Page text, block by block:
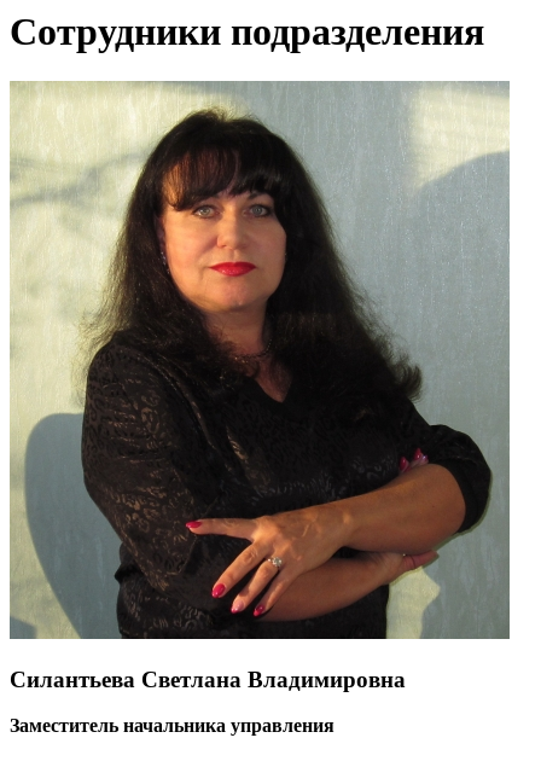
Сотрудники подразделения
Силантьева Светлана Владимировна
Заместитель начальника управления